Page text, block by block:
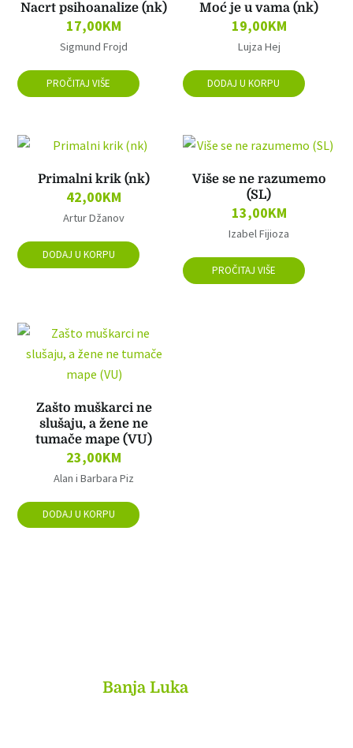
Nacrt psihoanalize (nk)
17,00KM
Sigmund Frojd
PROČITAJ VIŠE
Moć je u vama (nk)
19,00KM
Lujza Hej
DODAJ U KORPU
Primalni krik (nk)
42,00KM
Artur Džanov
DODAJ U KORPU
Više se ne razumemo
(SL)
13,00KM
Izabel Fijioza
PROČITAJ VIŠE
Zašto muškarci ne
slušaju, a žene ne
tumače mape (VU)
23,00KM
Alan i Barbara Piz
DODAJ U KORPU
Banja Luka